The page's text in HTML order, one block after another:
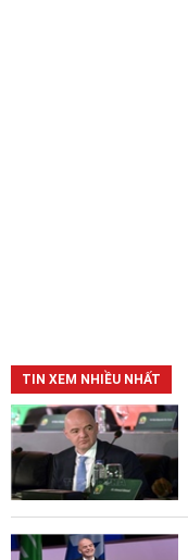
TIN XEM NHIỀU NHẤT